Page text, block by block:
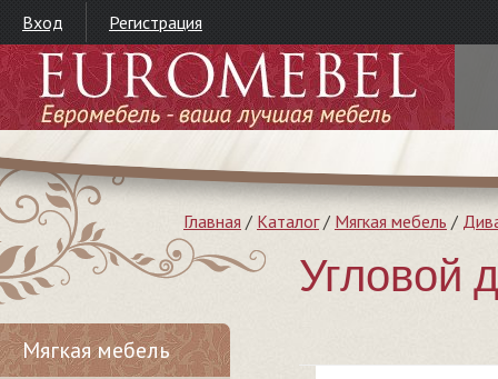
Вход Регистрация
Главная / Каталог/ Мягкая мебель /
Угловой
Мягкая мебель